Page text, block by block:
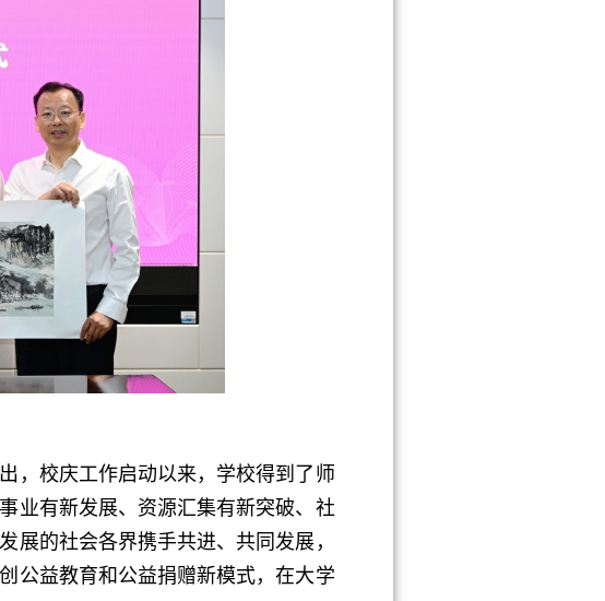
校庆工作启动以来，学校得到了师
业有新发展、资源汇集有新突破、社
展的社会各界携手共进、共同发展，
公益教育和公益捐赠新模式，在大学